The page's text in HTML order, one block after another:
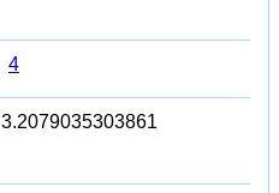
4
3.2079035303861